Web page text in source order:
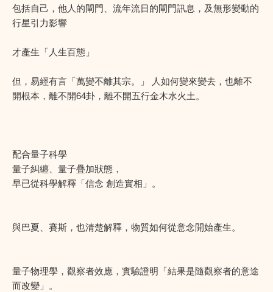
包括自己，他人的閘門、流年流日的閘門訊息，及無形變動的
行星引力影響
才產生「人生百態」
但，易經有言「萬變不離其宗。」 人如何變來變去，也離不
開根本，離不開64卦，離不開五行金木水火土。
配合量子科學
量子糾纏、量子疊加狀態，
早已從科學解釋「信念 創造實相」。
與巴夏、賽斯，也清楚解釋，物質如何從意念開始產生。
量子物理學，觀察者效應，實驗證明「結果是隨觀察者的意途
而改變」。